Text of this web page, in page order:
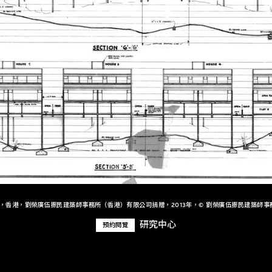
香港，劉榮廣伍振民建築師事務所（香港）有限公司捐贈，2013年，© 劉榮廣伍振民建築師事
預約閱覽 研究中心